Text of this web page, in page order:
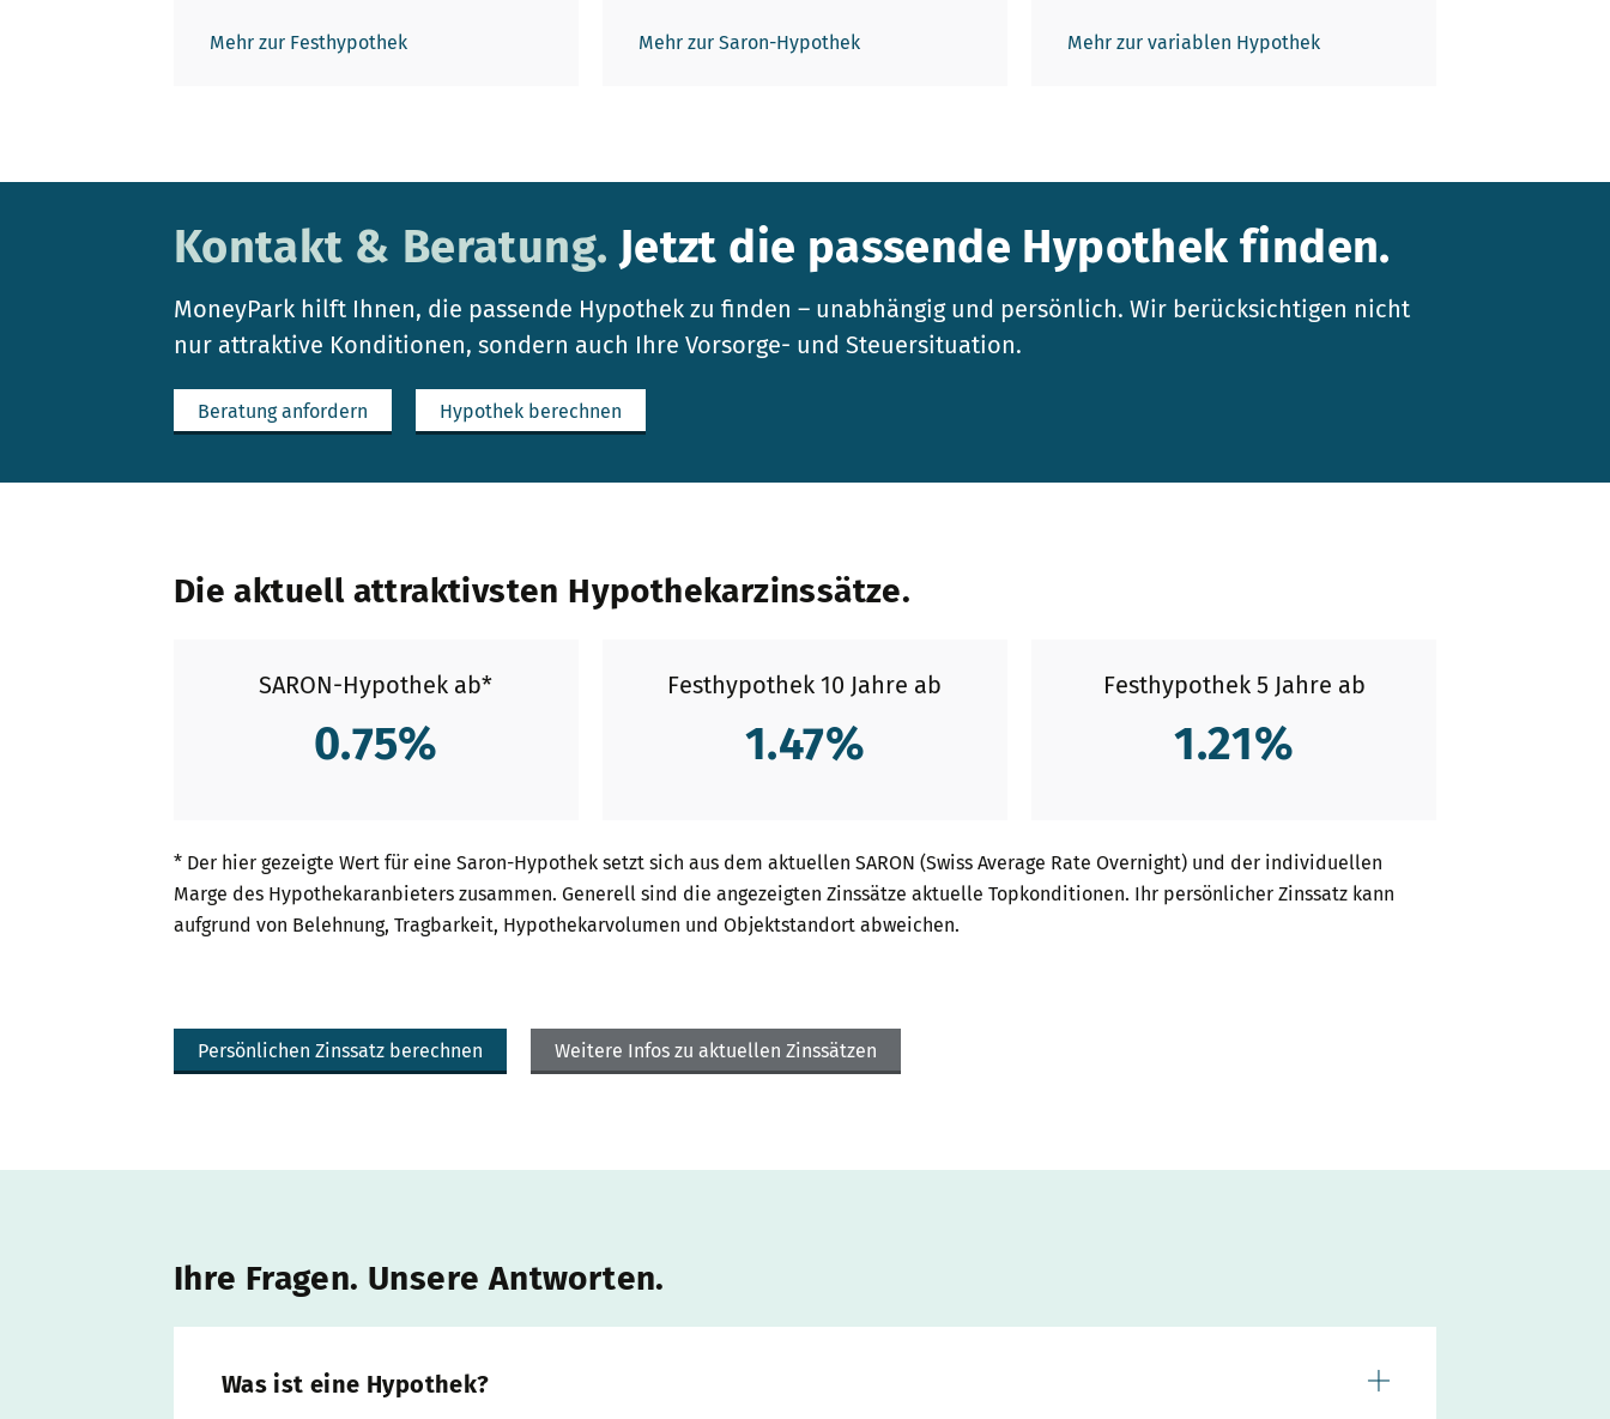
Mehr zur Festhypothek Mehr zur Saron-Hypothek Mehr zur variablen Hypothek
Kontakt & Beratung. Jetzt die passende Hypothek finden.
MoneyPark hilft Ihnen, die passende Hypothek zu finden – unabhängig und persönlich. Wir berücksichtigen nicht
nur attraktive Konditionen, sondern auch Ihre Vorsorge- und Steuersituation.
Beratung anfordern Hypothek berechnen
Die aktuell attraktivsten Hypothekarzinssätze.
SARON-Hypothek ab*
0.75%
Festhypothek 10 Jahre ab
1.47%
Festhypothek 5 Jahre ab
1.21%
* Der hier gezeigte Wert für eine Saron-Hypothek setzt sich aus dem aktuellen SARON (Swiss Average Rate Overnight) und der individuellen
Marge des Hypothekaranbieters zusammen. Generell sind die angezeigten Zinssätze aktuelle Topkonditionen. Ihr persönlicher Zinssatz kann
aufgrund von Belehnung, Tragbarkeit, Hypothekarvolumen und Objektstandort abweichen.
Persönlichen Zinssatz berechnen Weitere Infos zu aktuellen Zinssätzen
Ihre Fragen. Unsere Antworten.
Was ist eine Hypothek?